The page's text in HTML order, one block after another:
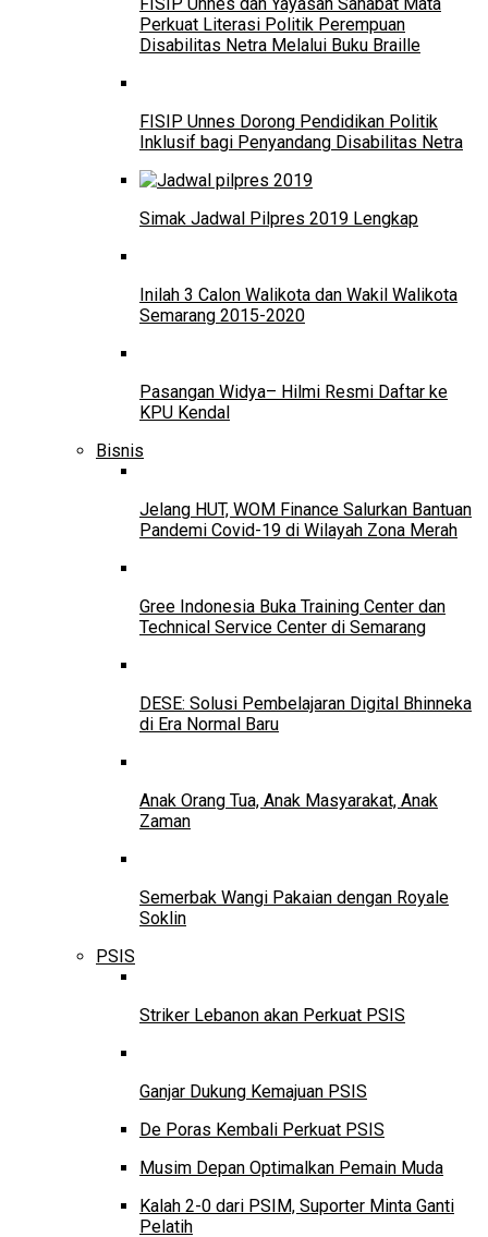
FISIP Unnes dan Yayasan Sahabat Mata
Perkuat Literasi Politik Perempuan
Disabilitas Netra Melalui Buku Braille
FISIP Unnes Dorong Pendidikan Politik
Inklusif bagi Penyandang Disabilitas Netra
Simak Jadwal Pilpres 2019 Lengkap
Inilah 3 Calon Walikota dan Wakil Walikota
Semarang 2015-2020
Pasangan Widya– Hilmi Resmi Daftar ke
KPU Kendal
Bisnis
Jelang HUT, WOM Finance Salurkan Bantuan
Pandemi Covid-19 di Wilayah Zona Merah
Gree Indonesia Buka Training Center dan
Technical Service Center di Semarang
DESE: Solusi Pembelajaran Digital Bhinneka
di Era Normal Baru
Anak Orang Tua, Anak Masyarakat, Anak
Zaman
Semerbak Wangi Pakaian dengan Royale
Soklin
PSIS
Striker Lebanon akan Perkuat PSIS
Ganjar Dukung Kemajuan PSIS
De Poras Kembali Perkuat PSIS
Musim Depan Optimalkan Pemain Muda
Kalah 2-0 dari PSIM, Suporter Minta Ganti
Pelatih